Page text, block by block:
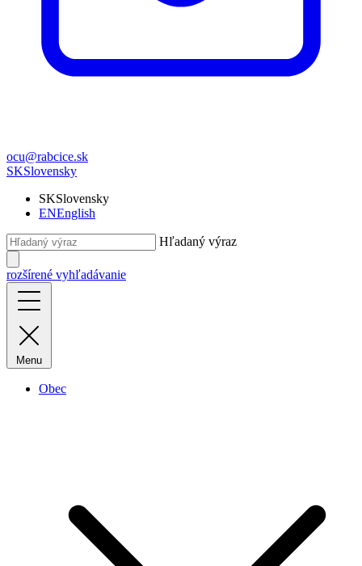
ocu@rabcice.sk
SKSlovensky
SKSlovensky
ENEnglish
Hľadaný výraz
rozšírené vyhľadávanie
Menu
Obec